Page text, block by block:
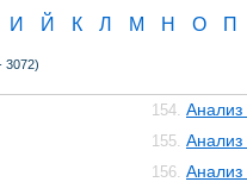
И Й К Л М Н О
П
3072)
154. Анализ
155. Анализ
156. Анализ